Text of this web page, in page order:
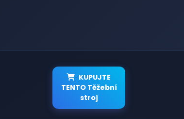
KUPUJTE
TENTO Těžební
stroj